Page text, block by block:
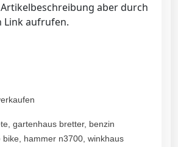
aber durch
Link aufrufen.
gartenhaus bretter, benzin
bike, hammer n3700, winkhaus